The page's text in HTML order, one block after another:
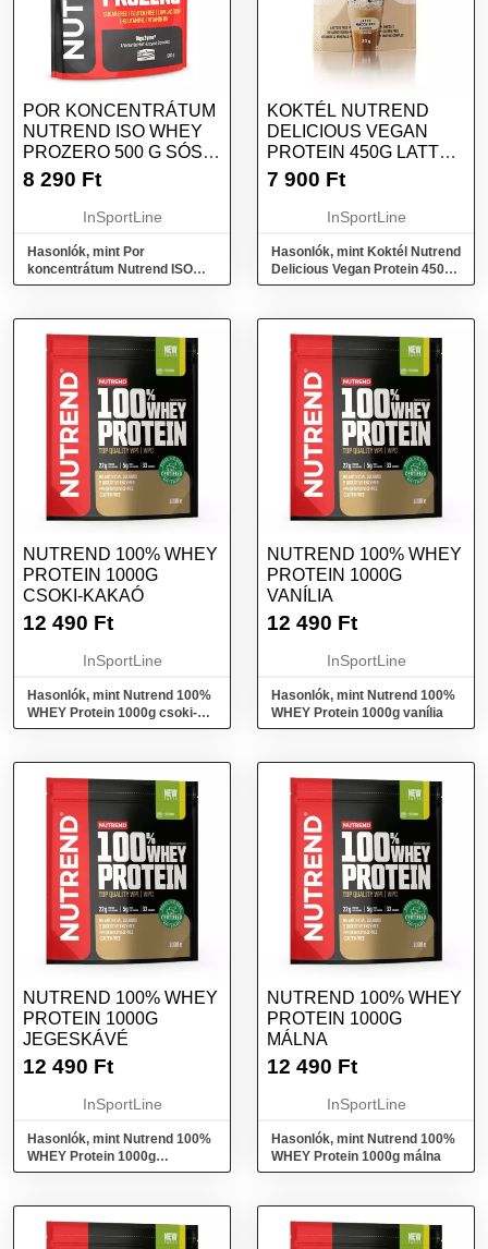
POR KONCENTRÁTUM
NUTREND ISO WHEY
PROZERO 500 G SÓS
KARAMELL
8 290 Ft
InSportLine
Hasonlók, mint Por
koncentrátum Nutrend ISO
WHEY Prozero 500 g sós
KOKTÉL NUTREND
DELICIOUS VEGAN
PROTEIN 450G LATTE
MACCHIATO
7 900 Ft
InSportLine
Hasonlók, mint Koktél Nutrend
Delicious Vegan Protein 450g
latte macchiato
NUTREND 100% WHEY
PROTEIN 1000G
CSOKI-KAKAÓ
12 490 Ft
InSportLine
Hasonlók, mint Nutrend 100%
WHEY Protein 1000g csoki-
kakaó
NUTREND 100% WHEY
PROTEIN 1000G
VANÍLIA
12 490 Ft
InSportLine
Hasonlók, mint Nutrend 100%
WHEY Protein 1000g vanília
NUTREND 100% WHEY
PROTEIN 1000G
JEGESKÁVÉ
12 490 Ft
InSportLine
Hasonlók, mint Nutrend 100%
WHEY Protein 1000g
jegeskávé
NUTREND 100% WHEY
PROTEIN 1000G
MÁLNA
12 490 Ft
InSportLine
Hasonlók, mint Nutrend 100%
WHEY Protein 1000g málna